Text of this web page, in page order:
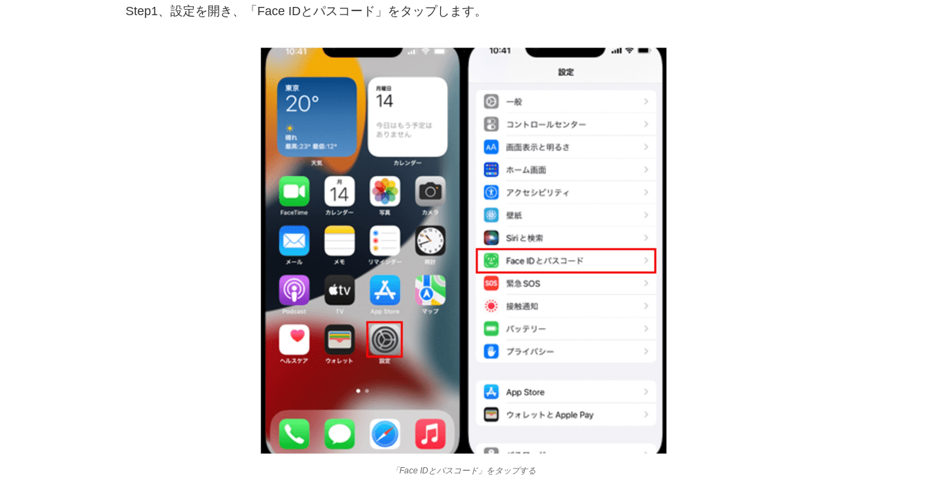
Step1、設定を開き、「Face IDとパスコード」をタップします。
「Face IDとパスコード」をタップする